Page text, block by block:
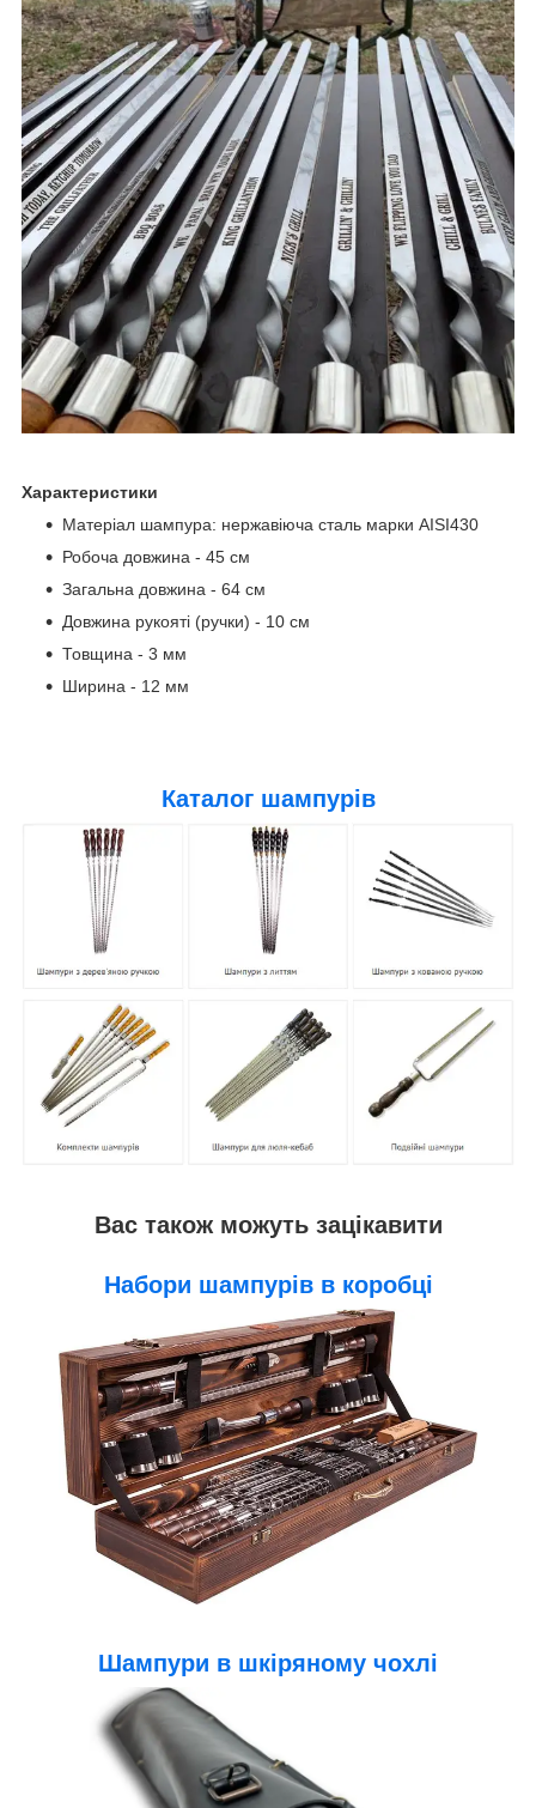
Характеристики
Матеріал шампура: нержавіюча сталь марки AISI430
Робоча довжина - 45 см
Загальна довжина - 64 см
Довжина рукояті (ручки) - 10 см
Товщина - 3 мм
Ширина - 12 мм
Каталог шампурів
Вас також можуть зацікавити
Набори шампурів в коробці
Шампури в шкіряному чохлі